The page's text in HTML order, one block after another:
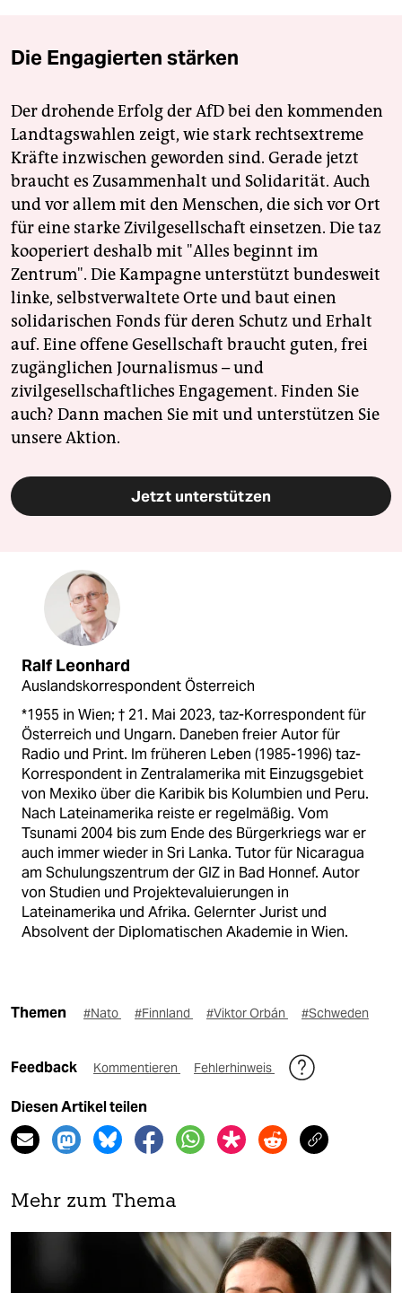
Die Engagierten stärken
Der drohende Erfolg der AfD bei den kommenden
Landtagswahlen zeigt, wie stark rechtsextreme
Kräfte inzwischen geworden sind. Gerade jetzt
braucht es Zusammenhalt und Solidarität. Auch
und vor allem mit den Menschen, die sich vor Ort
für eine starke Zivilgesellschaft einsetzen. Die taz
kooperiert deshalb mit "Alles beginnt im
Zentrum". Die Kampagne unterstützt bundesweit
linke, selbstverwaltete Orte und baut einen
solidarischen Fonds für deren Schutz und Erhalt
auf. Eine offene Gesellschaft braucht guten, frei
zugänglichen Journalismus – und
zivilgesellschaftliches Engagement. Finden Sie
auch? Dann machen Sie mit und unterstützen Sie
unsere Aktion.
Jetzt unterstützen
Ralf Leonhard
Auslandskorrespondent Österreich
*1955 in Wien; † 21. Mai 2023, taz-Korrespondent für
Österreich und Ungarn. Daneben freier Autor für
Radio und Print. Im früheren Leben (1985-1996) taz-
Korrespondent in Zentralamerika mit Einzugsgebiet
von Mexiko über die Karibik bis Kolumbien und Peru.
Nach Lateinamerika reiste er regelmäßig. Vom
Tsunami 2004 bis zum Ende des Bürgerkriegs war er
auch immer wieder in Sri Lanka. Tutor für Nicaragua
am Schulungszentrum der GIZ in Bad Honnef. Autor
von Studien und Projektevaluierungen in
Lateinamerika und Afrika. Gelernter Jurist und
Absolvent der Diplomatischen Akademie in Wien.
Themen #Nato #Finnland #Viktor Orbán #Schweden
Feedback Kommentieren Fehlerhinweis
Diesen Artikel teilen
Mehr zum Thema